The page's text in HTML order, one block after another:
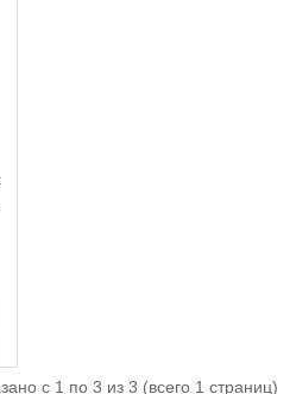
с 1 по 3 из 3 (всего 1 страниц)